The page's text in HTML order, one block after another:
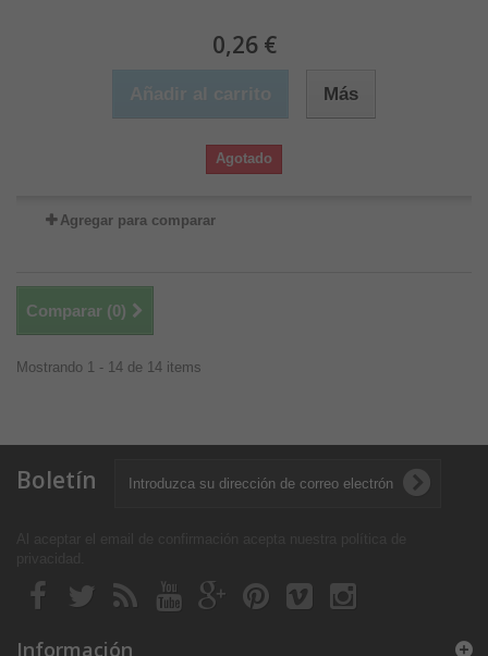
0,26 €
Más
Agotado
Agregar para comparar
Comparar (0)
Mostrando 1 - 14 de 14 items
Boletín
Información